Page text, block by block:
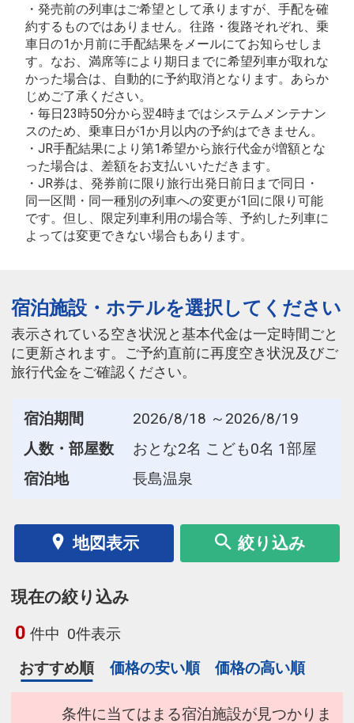
・発売前の列車はご希望として承りますが、手配を確
約するものではありません。往路・復路それぞれ、乗
車日の1か月前に手配結果をメールにてお知らせしま
す。なお、満席等により期日までに希望列車が取れな
かった場合は、自動的に予約取消となります。あらか
じめご了承ください。
・毎日23時50分から翌4時まではシステムメンテナン
スのため、乗車日が1か月以内の予約はできません。
・JR手配結果により第1希望から旅行代金が増額とな
った場合は、差額をお支払いいただきます。
・JR券は、発券前に限り旅行出発日前日まで同日・
同一区間・同一種別の列車への変更が1回に限り可能
です。但し、限定列車利用の場合等、予約した列車に
よっては変更できない場合もあります。
宿泊施設・ホテルを選択してください
表示されている空き状況と基本代金は一定時間ごと
に更新されます。ご予約直前に再度空き状況及びご
旅行代金をご確認ください。
宿泊期間
2026/8/18 ～2026/8/19
人数・部屋数
おとな2名 こども0名 1部屋
宿泊地
長島温泉
地図表示 絞り込み
現在の絞り込み
0 件中 0件表示
おすすめ順
価格の安い順 価格の高い順
条件に当てはまる宿泊施設が見つかりま